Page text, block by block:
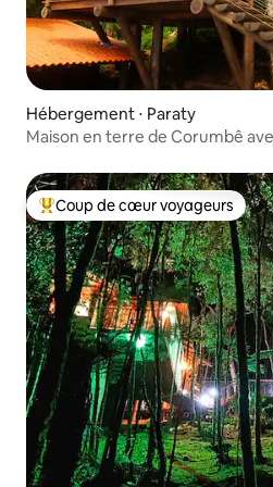
Hébergement ⋅ Paraty
Maison en terre de Corumbê
Coups de cœur voyageurs les
Coup de cœur voyageurs